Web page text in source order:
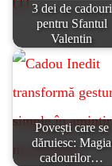
3 dei de cadouri
pentru Sfantul
Valentin
Povești care se
dăruiesc: Magia
cadourilor…